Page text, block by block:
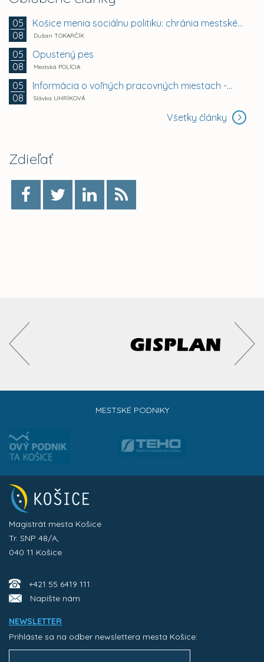
05
08
Košice menia sociálnu politiku: chránia mestské byty...
Dušan TOKARČÍK
05
08
Opustený pes
Mestská POLÍCIA
05
08
Informácia o voľných pracovných miestach -...
Slávka UHRÍKOVÁ
Všetky články
Zdieľať
MESTSKÉ PODNIKY
Magistrát mesta Košice
Tr. SNP 48/A,
040 11 Košice
+421 55 6419 111
Napíšte nám
NEWSLETTER
Prihláste sa na odber newslettera mesta Košice: